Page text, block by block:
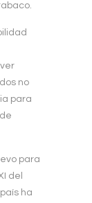
no
para
para
del
ha